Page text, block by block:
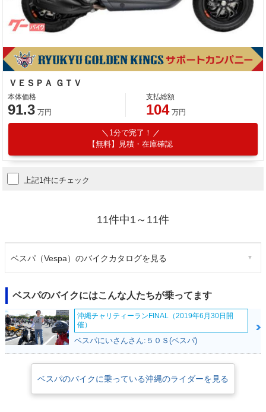
ＶＥＳＰＡ ＧＴＶ
本体価格
91.3 万円
支払総額
104 万円
1分で完了！
【無料】見積・在庫確認
上記1件にチェック
11件中1～11件
ベスパ（Vespa）のバイクカタログを見る
ベスパのバイクにはこんな人たちが乗ってます
沖縄チャリティーランFINAL（2019年6月30日開
催）
ベスパにいさんさん:５０Ｓ(ベスパ)
ベスパのバイクに乗っている沖縄のライダーを見る